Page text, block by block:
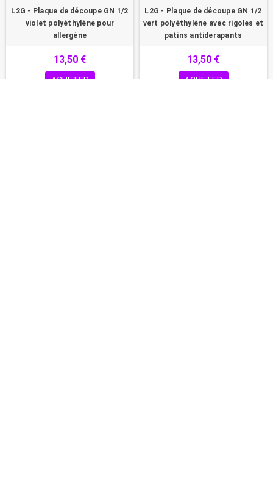
L2G - Plaque de découpe GN 1/2
violet polyéthylène pour
allergène
13,50 €
ACHETER
L2G - Plaque de découpe GN 1/2
vert polyéthylène avec rigoles et
patins antiderapants
13,50 €
ACHETER